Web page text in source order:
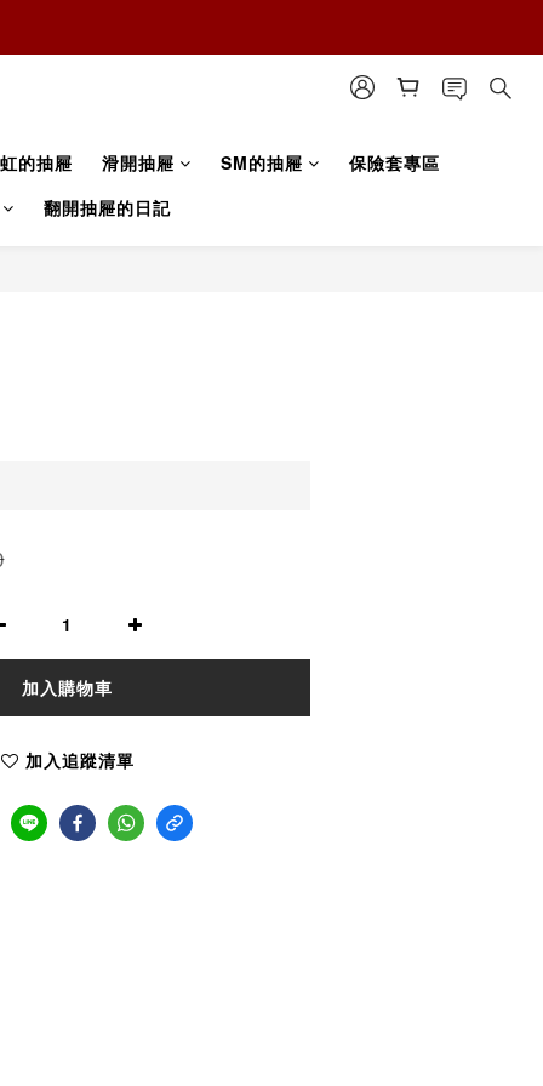
的抽屜 滑開抽屜 SM的抽屜
保險套專區
翻開抽屜的日記
加入購物車
加入追蹤清單